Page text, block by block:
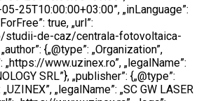
25T10:00:00+03:00”, „inLanguage”:
true, „url”:
studii-de-caz/centrala-fotovoltaica-
{„@type”: „Organization”,
„https://www.uzinex.ro”, „legalName”:
SRL”}, „publisher”: {„@type”:
„legalName”: „SC GW LASER